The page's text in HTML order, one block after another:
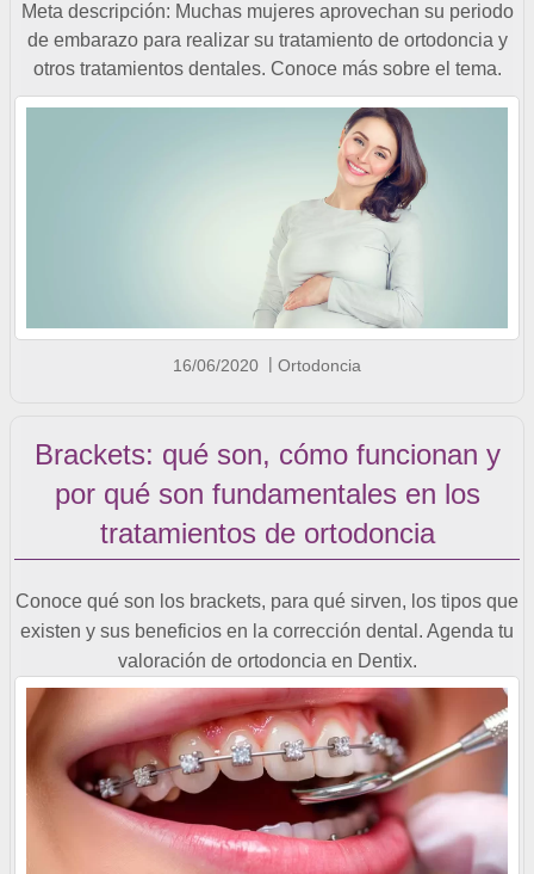
Meta descripción: Muchas mujeres aprovechan su periodo
de embarazo para realizar su tratamiento de ortodoncia y
otros tratamientos dentales. Conoce más sobre el tema.
16/06/2020 Ortodoncia
Brackets: qué son, cómo funcionan y
por qué son fundamentales en los
tratamientos de ortodoncia
Conoce qué son los brackets, para qué sirven, los tipos que
existen y sus beneficios en la corrección dental. Agenda tu
valoración de ortodoncia en Dentix.